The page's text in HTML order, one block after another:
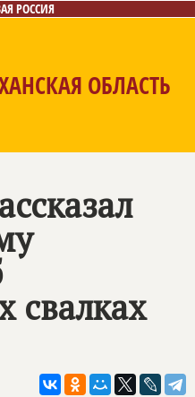
РОССИЯ
ОБЛАСТЬ
свалках